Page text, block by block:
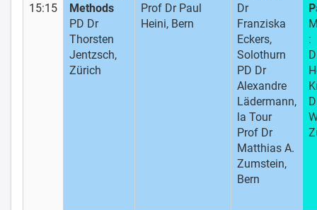
15:15
Methods
PD Dr
Thorsten
Jentzsch,
Zürich
Prof Dr Paul
Heini, Bern
Dr
Franziska
Eckers,
Solothurn
PD Dr
Alexandre
Lädermann,
la Tour
Prof Dr
Matthias A.
Zumstein,
Bern
: